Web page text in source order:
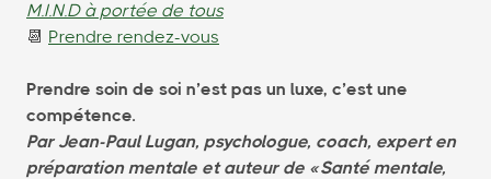
M.I.N.D à portée de tous
📆
Prendre rendez-vous
Prendre soin de soi n’est pas un luxe, c’est une
compétence.
Par Jean-Paul Lugan, psychologue, coach, expert en
préparation mentale et auteur de « Santé mentale,